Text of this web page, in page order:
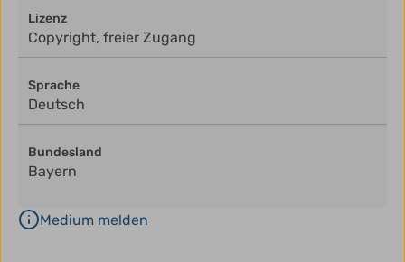
Lizenz
Copyright, freier Zugang
Sprache
Deutsch
Bundesland
Bayern
Medium melden